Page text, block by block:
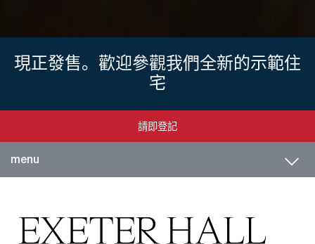
現正發售。歡迎參觀我們全新的示範住
宅
請即登記
menu